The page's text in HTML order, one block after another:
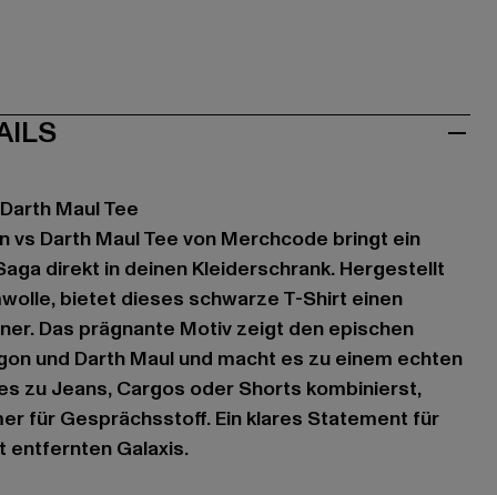
Maul Tee
vs Darth Maul Tee von Merchcode bringt ein
direkt in deinen Kleiderschrank. Hergestellt
bietet dieses schwarze T-Shirt einen
Das prägnante Motiv zeigt den epischen
und Darth Maul und macht es zu einem echten
zu Jeans, Cargos oder Shorts kombinierst,
für Gesprächsstoff. Ein klares Statement für
entfernten Galaxis.